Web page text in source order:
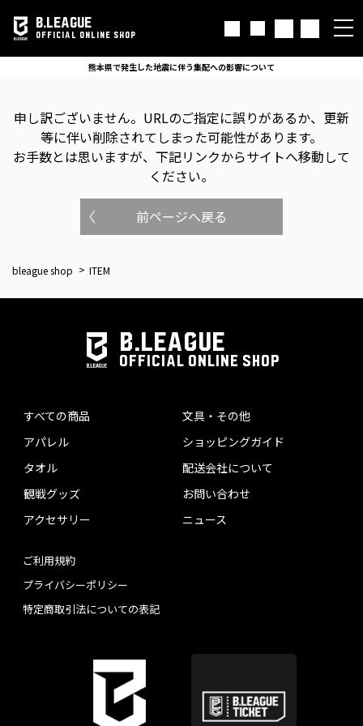
B.LEAGUE
OFFICIAL ONLINE SHOP
熊本県で発生した地震に伴う集配への影響について
申し訳ございません。 URLのご指定に誤りがあるか、更新
等に伴い削除されてしまった可能性があります。
お手数とは思いますが、下記リンクからサイトへ移動して
ください。
前ページへ戻る
bleague shop ITEM
B.LEAGUE
OFFICIAL ONLINE SHOP
すべての商品
アパレル
タオル
観戦グッズ
アクセサリー
文具・その他
ショッピングガイド
配送会社について
お問い合わせ
ニュース
ご利用規約
プライバシーポリシー
特定商取引法についての表記